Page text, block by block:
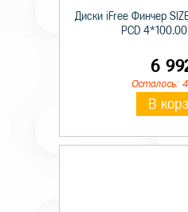
Диски iFree Финчер
PCD
6
Осталось:
В